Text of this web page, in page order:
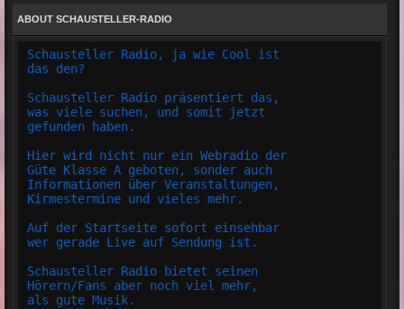
ABOUT SCHAUSTELLER-RADIO
Schausteller Radio, ja wie Cool ist
das den?
Schausteller Radio präsentiert das,
was viele suchen, und somit jetzt
gefunden haben.
Hier wird nicht nur ein Webradio der
Güte Klasse A geboten, sonder auch
Informationen über Veranstaltungen,
Kirmestermine und vieles mehr.
Auf der Startseite sofort einsehbar
wer gerade Live auf Sendung ist.
Schausteller Radio bietet seinen
Hörern/Fans aber noch viel mehr,
als gute Musik.